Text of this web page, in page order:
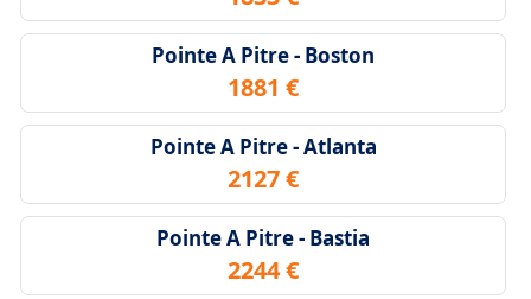
Pointe A Pitre - Boston
1881 €
Pointe A Pitre - Atlanta
2127 €
Pointe A Pitre - Bastia
2244 €